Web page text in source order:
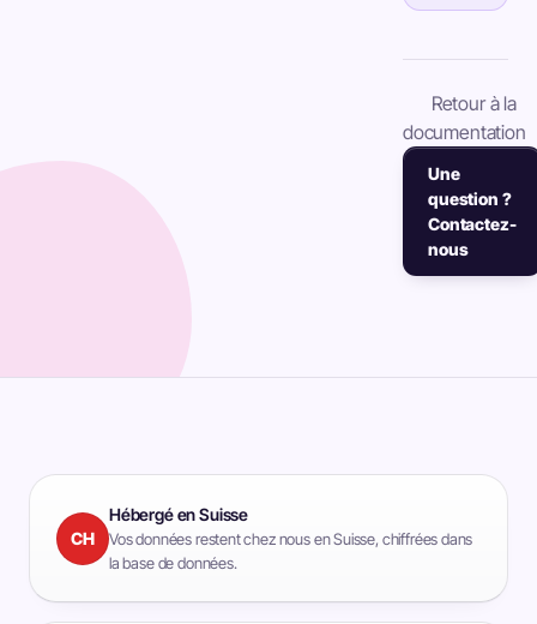
Retour à la
documentation
Une
question ?
Contactez-
nous
CH
Hébergé en Suisse
Vos données restent chez nous en Suisse, chiffrées dans
la base de données.